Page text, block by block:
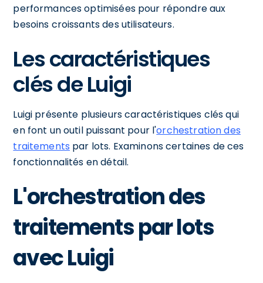
performances optimisées pour répondre aux
besoins croissants des utilisateurs.
Les caractéristiques
clés de Luigi
Luigi présente plusieurs caractéristiques clés qui
en font un outil puissant pour l'orchestration des
traitements par lots. Examinons certaines de ces
fonctionnalités en détail.
L'orchestration des
traitements par lots
avec Luigi